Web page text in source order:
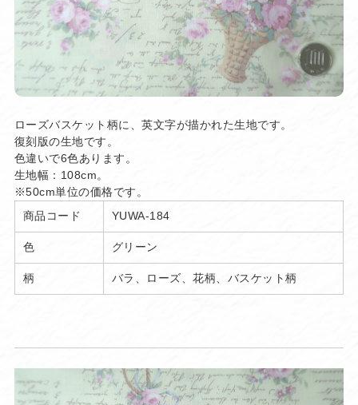
ローズバスケット柄に、英文字が描かれた生地です。
復刻版の生地です。
色違いで6色あります。
生地幅：108cm。
※50cm単位の価格です。
商品コード
YUWA-184
色 グリーン
柄 バラ、ローズ、花柄、バスケット柄